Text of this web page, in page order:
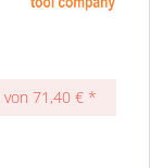
71,40 € *